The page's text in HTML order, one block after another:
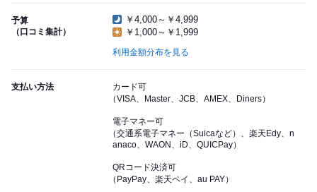
予算
（口コミ集計）
￥4,000～￥4,999
￥1,000～￥1,999
利用金額分布を見る
支払い方法
カード可
（VISA、Master、JCB、AMEX、Diners）
電子マネー可
（交通系電子マネー（Suicaなど）、楽天Edy、n
anaco、WAON、iD、QUICPay）
QRコード決済可
（PayPay、楽天ペイ、au PAY）